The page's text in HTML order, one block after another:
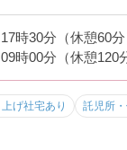
時30分（休憩60分
時00分（休憩120
げ社宅あり 託児所